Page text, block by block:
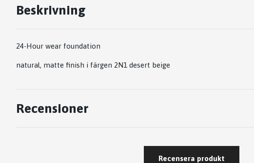
Beskrivning
24-Hour wear foundation
natural, matte finish i färgen 2N1 desert beige
Recensioner
Recensera produkt